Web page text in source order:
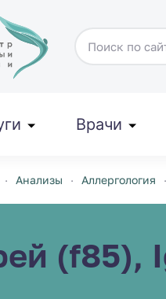
Врачи
Анализы Аллергология
(f85),